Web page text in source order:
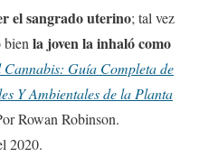
el sangrado uterino; tal vez
bien la joven la inhaló como
Guía Completa de
Y Ambientales de la Planta
Rowan Robinson.
2020.